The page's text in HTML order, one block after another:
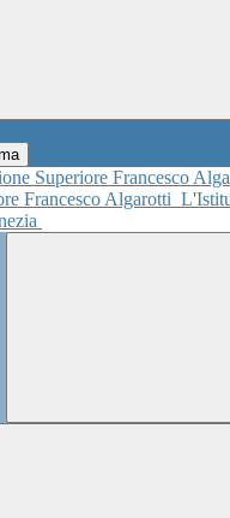
Francesco Algarotti